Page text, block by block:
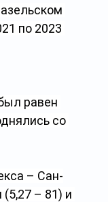
по 2023
равен
со
– Сан-
– 81) и